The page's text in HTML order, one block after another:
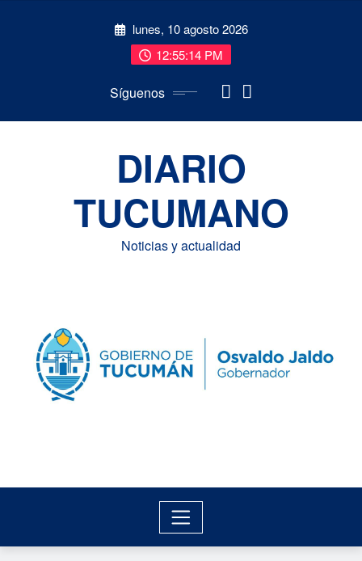
lunes, 10 agosto 2026
12:55:15 PM
Síguenos
DIARIO
TUCUMANO
Noticias y actualidad